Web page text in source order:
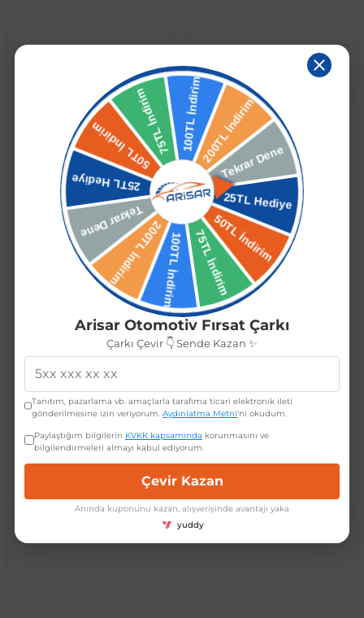
BMW
Bmw E90 2009-2012 Uyumlu
Yedek Parça Piano Black
Batman Yarasa Ayna Kapağı
523,25 TL
418,60 TL
Audi
Audi A4 B8 2009-2014 Uyumlu
Yedek Parça Piano Black
Batman Yarasa Ayna Kapağı
523,25 TL
418,60 TL
Arisar Otomotiv Fırsat Çarkı
Çarkı Çevir 👇 Sende Kazan ✨
Tanıtım, pazarlama vb. amaçlarla tarafıma ticari elektronik ileti
gönderilmesine izin veriyorum.Aydınlatma Metni'ni okudum.
Paylaştığım bilgilerin KVKK kapsamında korunmasını ve
bilgilendirmeleri almayı kabul ediyorum.
Çevir Kazan
Anında kuponunu kazan, alışverişinde avantajı yaka
yuddy